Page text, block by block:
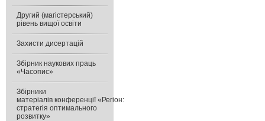
Другий (магістерський)
рівень вищої освіти
Захисти дисертацій
Збірник наукових праць
«Часопис»
Збірники
матеріалів конференції «Регіон:
стратегія оптимального
розвитку»